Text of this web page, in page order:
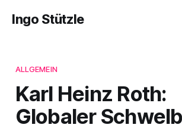
Ingo Stützle
ALLGEMEIN
Karl Heinz Roth:
Globaler